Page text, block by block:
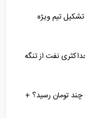
تیم ویژه
نفت از تنگه
چند تومان رسید؟ +